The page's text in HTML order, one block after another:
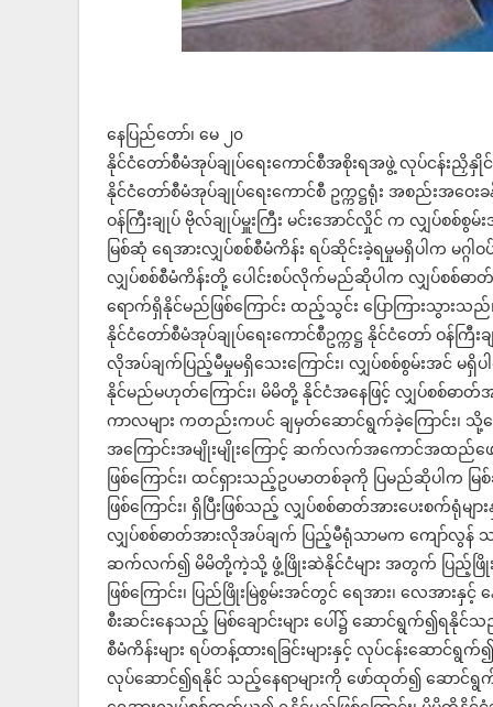
နေပြည်တော်၊ မေ ၂၀
နိုင်ငံတော်စီမံအုပ်ချုပ်ရေးကောင်စီအစိုးရအဖွဲ့ လုပ်ငန်းညှိ
နိုင်ငံတော်စီမံအုပ်ချုပ်ရေးကောင်စီ ဥက္ကဋ္ဌရုံး အစည်းအဝေး
ဝန်ကြီးချုပ် ဗိုလ်ချုပ်မှူးကြီး မင်းအောင်လှိုင် က လျှပ်စစ်စွ
မြစ်ဆုံ ရေအားလျှပ်စစ်စီမံကိန်း ရပ်ဆိုင်းခဲ့ရမှုမရှိပါက မဂ္ဂါ
လျှပ်စစ်စီမံကိန်းတို့ ပေါင်းစပ်လိုက်မည်ဆိုပါက လျှပ်စစ်
ရောက်ရှိနိုင်မည်ဖြစ်ကြောင်း ထည့်သွင်း ပြောကြားသွားသည်
နိုင်ငံတော်စီမံအုပ်ချုပ်ရေးကောင်စီဥက္ကဋ္ဌ နိုင်ငံတော် ဝန်
လိုအပ်ချက်ပြည့်မီမှုမရှိသေးကြောင်း၊ လျှပ်စစ်စွမ်းအင်
နိုင်မည်မဟုတ်ကြောင်း၊ မိမိတို့ နိုင်ငံအနေဖြင့် လျှပ်စစ်ဓာတ်
ကာလများ ကတည်းကပင် ချမှတ်ဆောင်ရွက်ခဲ့ကြောင်း၊ သို့
အကြောင်းအမျိုးမျိုးကြောင့် ဆက်လက်အကောင်အထည်ဖော်
ဖြစ်ကြောင်း၊ ထင်ရှားသည့်ဥပမာတစ်ခုကို ပြမည်ဆိုပါက မ
ဖြစ်ကြောင်း၊ ရှိပြီးဖြစ်သည့် လျှပ်စစ်ဓာတ်အားပေးစက်ရုံ
လျှပ်စစ်ဓာတ်အားလိုအပ်ချက် ပြည့်မီရုံသာမက ကျော်လွန်
ဆက်လက်၍ မိမိတို့ကဲ့သို့ ဖွံ့ဖြိုးဆဲနိုင်ငံများ အတွက် ပြည့်ဖြို
ဖြစ်ကြောင်း၊ ပြည်ဖြိုးမြဲစွမ်းအင်တွင် ရေအား၊ လေအား
စီးဆင်းနေသည့် မြစ်ချောင်းများ ပေါ်၌ ဆောင်ရွက်၍ရနို
စီမံကိန်းများ ရပ်တန့်ထားရခြင်းများနှင့် လုပ်ငန်းဆောင်
လုပ်ဆောင်၍ရနိုင် သည့်နေရာများကို ဖော်ထုတ်၍ ဆောင်ရွက်